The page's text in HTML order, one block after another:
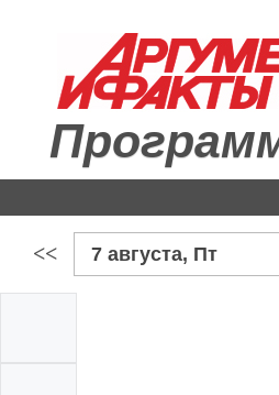
<< 7 августа, Пт